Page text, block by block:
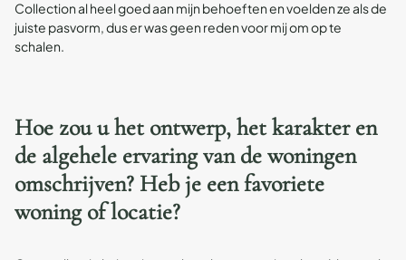
Collection al heel goed aan mijn behoeften en voelden ze als de
juiste pasvorm, dus er was geen reden voor mij om op te
schalen.
Hoe zou u het ontwerp, het karakter en
de algehele ervaring van de woningen
omschrijven? Heb je een favoriete
woning of locatie?